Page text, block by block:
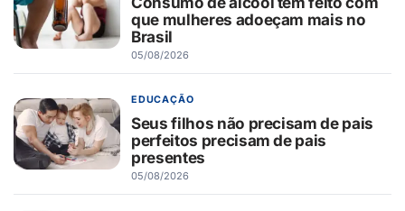
que mulheres adoeçam mais no
Brasil
05/08/2026
EDUCAÇÃO
Seus filhos não precisam de pais
perfeitos precisam de pais
presentes
05/08/2026